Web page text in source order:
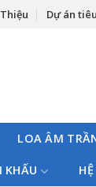
Dự án
LOA ÂM
KHẤU